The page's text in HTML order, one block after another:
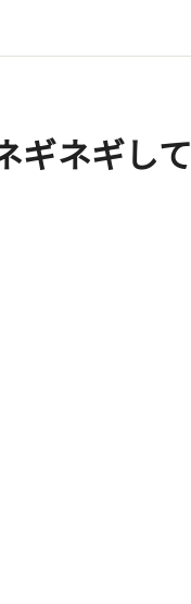
ギネギして